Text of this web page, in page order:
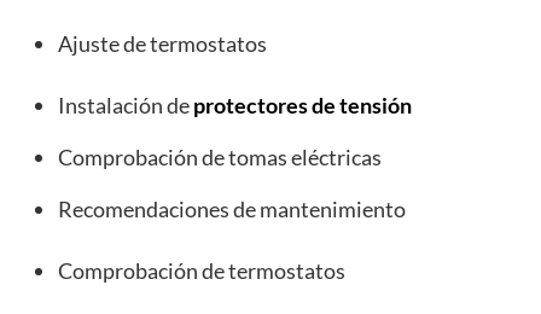
Ajuste de termostatos
Instalación deprotectores de tensión
Comprobación de tomas eléctricas
Recomendaciones de mantenimiento
Comprobación de termostatos